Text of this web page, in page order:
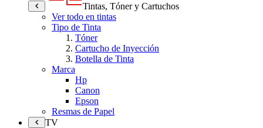
Tintas, Tóner y Cartuchos
Ver todo en tintas
Tipo de Tinta
Tóner
Cartucho de Inyección
Botella de Tinta
Marca
Hp
Canon
Epson
Resmas de Papel
TV